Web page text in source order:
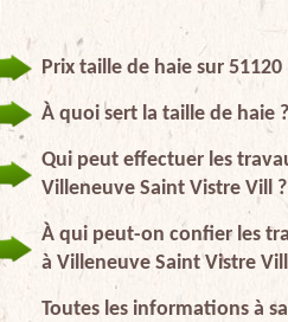
Prix taille de haie sur 51120
À quoi sert la taille de haie ?
Qui peut effectuer les
Villeneuve Saint Vistre Vill ?
À qui peut-on confier les
à Villeneuve Saint Vistre
Toutes les informations à